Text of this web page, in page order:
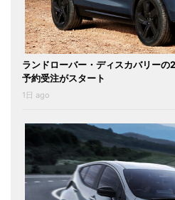
ランドローバー・ディスカバリー
予約受注がスタート
1日 ago